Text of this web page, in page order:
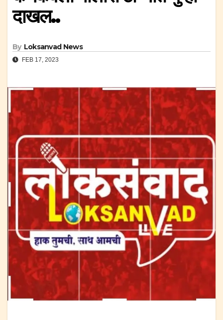
दाखल..
By Loksanvad News
FEB 17, 2023